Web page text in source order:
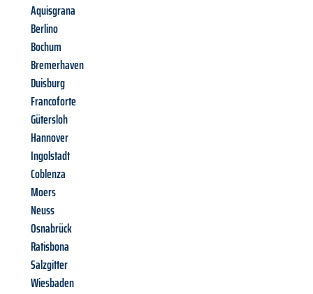
Aquisgrana
Berlino
Bochum
Bremerhaven
Duisburg
Francoforte
Gütersloh
Hannover
Ingolstadt
Coblenza
Moers
Neuss
Osnabrück
Ratisbona
Salzgitter
Wiesbaden